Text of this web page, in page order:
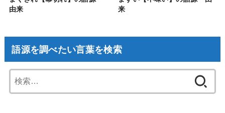
由来
来
語源を調べたい言葉を検索
索: